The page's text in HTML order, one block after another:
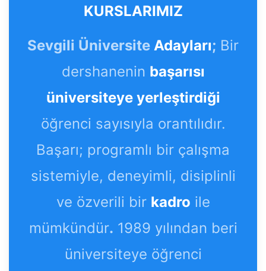
KURSLARIMIZ
Sevgili Üniversite Adayları; Bir
dershanenin başarısı
üniversiteye yerleştirdiği
öğrenci sayısıyla orantılıdır.
Başarı; programlı bir çalışma
sistemiyle, deneyimli, disiplinli
ve özverili bir kadro ile
mümkündür. 1989 yılından beri
üniversiteye öğrenci